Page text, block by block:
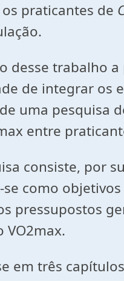
praticantes de
desse trabalho
de integrar os
uma pesquisa
entre
consiste, por
como
pressupostos
VO2max.
em três